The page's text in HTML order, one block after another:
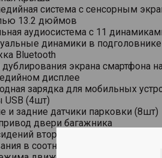
система с сенсорным
13.2 дюймов
аудиосистема с 11
динамики в подголовнике
Bluetooth
экрана смартфона
дисплее
зарядка для мобильных
(4шт)
и задние датчики парковки (8шт)
двери багажника
второго ряда с
в соотношении 60:40